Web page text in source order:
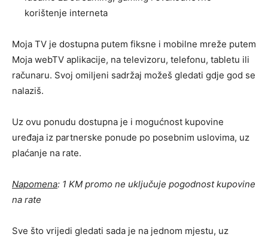
korištenje interneta
Moja TV je dostupna putem fiksne i mobilne mreže putem
Moja webTV aplikacije, na televizoru, telefonu, tabletu ili
računaru. Svoj omiljeni sadržaj možeš gledati gdje god se
nalaziš.
Uz ovu ponudu dostupna je i mogućnost kupovine
uređaja iz partnerske ponude po posebnim uslovima, uz
plaćanje na rate.
Napomena: 1 KM promo ne uključuje pogodnost kupovine
na rate
Sve što vrijedi gledati sada je na jednom mjestu, uz